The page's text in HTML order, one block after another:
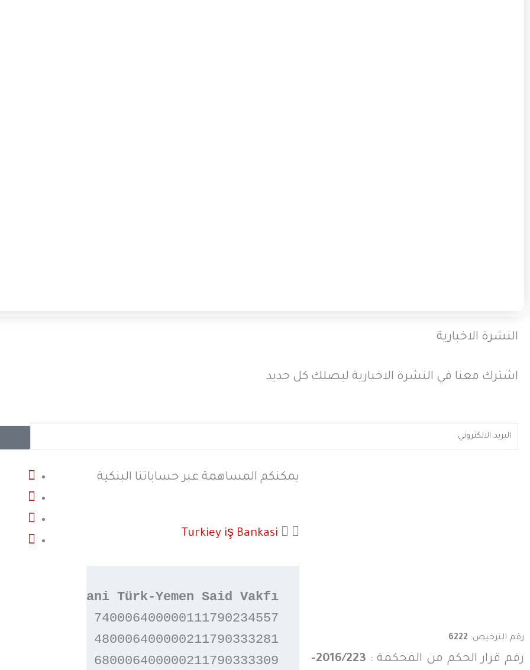
النشرة الاخبارية
اشترك معنا في النشرة الاخبارية ليصلك كل جديد
رقم الترخيص: 6222
رقم قرار الحكم من المحكمة :
2016/223-
يمكنكم المساهمة عبر حساباتنا البنكية
Turkiey iş Bankasi
Veysel Karani Türk-Yemen Said Vakfı
740006400000111790234557
480006400000211790333281
680006400000211790333309